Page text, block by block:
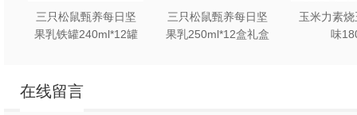
三只松鼠甄养每日坚
果乳铁罐240ml*12罐
三只松鼠甄养每日坚
果乳250ml*12盒礼盒
玉米力素
味
在线留言